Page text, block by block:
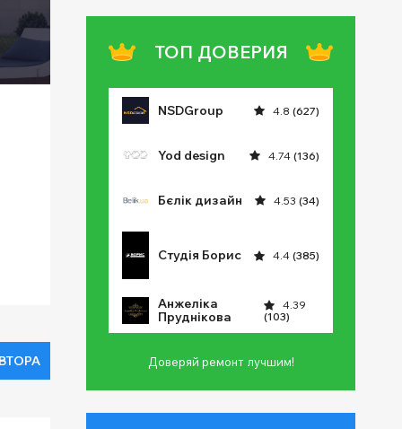
ТОП ДОВЕРИЯ
NSDGroup 4.8 (627)
Yod design 4.74 (136)
Бєлік дизайн 4.53 (34)
Студія Борис 4.4 (385)
Анжеліка
Пруднікова
4.39
(103)
Доверяй ремонт лучшим!